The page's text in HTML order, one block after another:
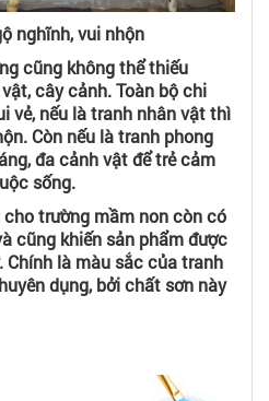
nghĩnh, vui nhộn
cũng không thể thiếu
cây cảnh. Toàn bộ chi
vẻ, nếu là tranh nhân vật thì
Còn nếu là tranh phong
đa cảnh vật để trẻ cảm
sống.
trường mầm non còn có
cũng khiến sản phẩm được
Chính là màu sắc của tranh
dụng, bởi chất sơn này